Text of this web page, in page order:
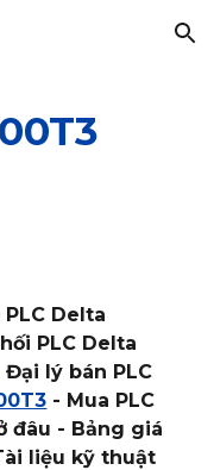
Skip to navigation
Delta
PLC Delta
Đại lý bán PLC
- Mua PLC
đâu - Bảng giá
liệu kỹ thuật